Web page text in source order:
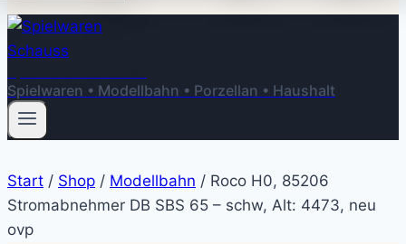
Spielwaren • Modellbahn • Porzellan • Haushalt
Start / Shop / Modellbahn / Roco H0, 85206
Stromabnehmer DB SBS 65 – schw, Alt: 4473, neu
ovp